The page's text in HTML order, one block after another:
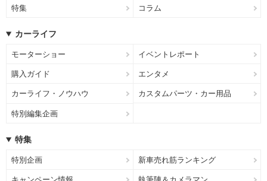
特集 コラム
カーライフ
モーターショー イベントレポート
購入ガイド エンタメ
カーライフ・ノウハウ カスタムパーツ・カー用品
特別編集企画
特集
特別企画 新車売れ筋ランキング